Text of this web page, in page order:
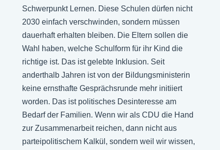
Schwerpunkt Lernen. Diese Schulen dürfen nicht
2030 einfach verschwinden, sondern müssen
dauerhaft erhalten bleiben. Die Eltern sollen die
Wahl haben, welche Schulform für ihr Kind die
richtige ist. Das ist gelebte Inklusion. Seit
anderthalb Jahren ist von der Bildungsministerin
keine ernsthafte Gesprächsrunde mehr initiiert
worden. Das ist politisches Desinteresse am
Bedarf der Familien. Wenn wir als CDU die Hand
zur Zusammenarbeit reichen, dann nicht aus
parteipolitischem Kalkül, sondern weil wir wissen,